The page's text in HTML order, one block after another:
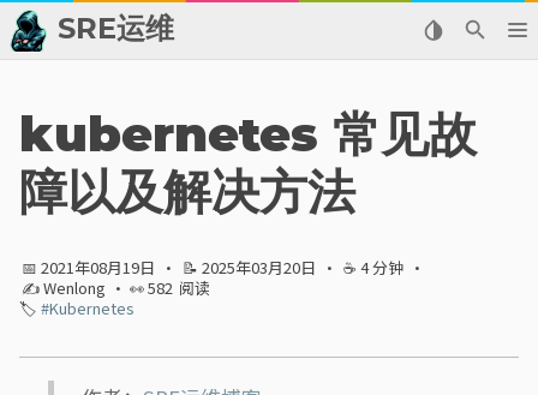
SRE运维
👬 友情链接
📈 热点新闻
💬 留言板
kubernetes 常见故
障以及解决方法
📅 2021年08月19日 · 📝 2025年03月20日 · ☕ 4 分钟 ·
✍ Wenlong · 👀582 阅读
🏷️ #Kubernetes